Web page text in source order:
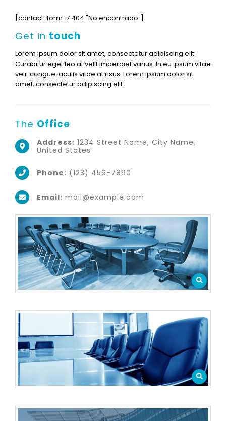
[contact-form-7 404 "No encontrado"]
Get in touch
Lorem ipsum dolor sit amet, consectetur adipiscing elit.
Curabitur eget leo at velit imperdiet varius. In eu ipsum vitae
velit congue iaculis vitae at risus. Lorem ipsum dolor sit
amet, consectetur adipiscing elit.
The Office
Address: 1234 Street Name, City Name,
United States
Phone: (123) 456-7890
Email: mail@example.com